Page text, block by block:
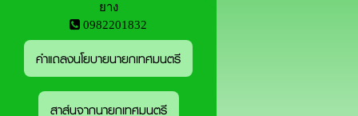
ยาง
0982201832
คำแถลงนโยบายนายกเทศมนตรี
สาส์นจากนายกเทศมนตรี